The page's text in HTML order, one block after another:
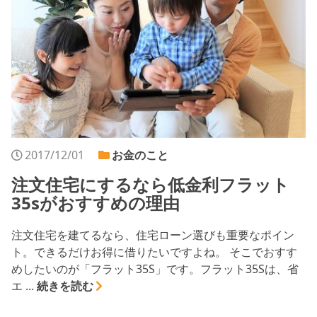
シミュレーション
キャンペーン・ コラボ情報
家づくりの知識
企業情報
お問い合わせ
2017/12/01 お金のこと
注文住宅にするなら低金利フラット
35sがおすすめの理由
注文住宅を建てるなら、住宅ローン選びも重要なポイン
ト。できるだけお得に借りたいですよね。 そこでおすす
めしたいのが「フラット35S」です。フラット35Sは、省
エ ... 続きを読む